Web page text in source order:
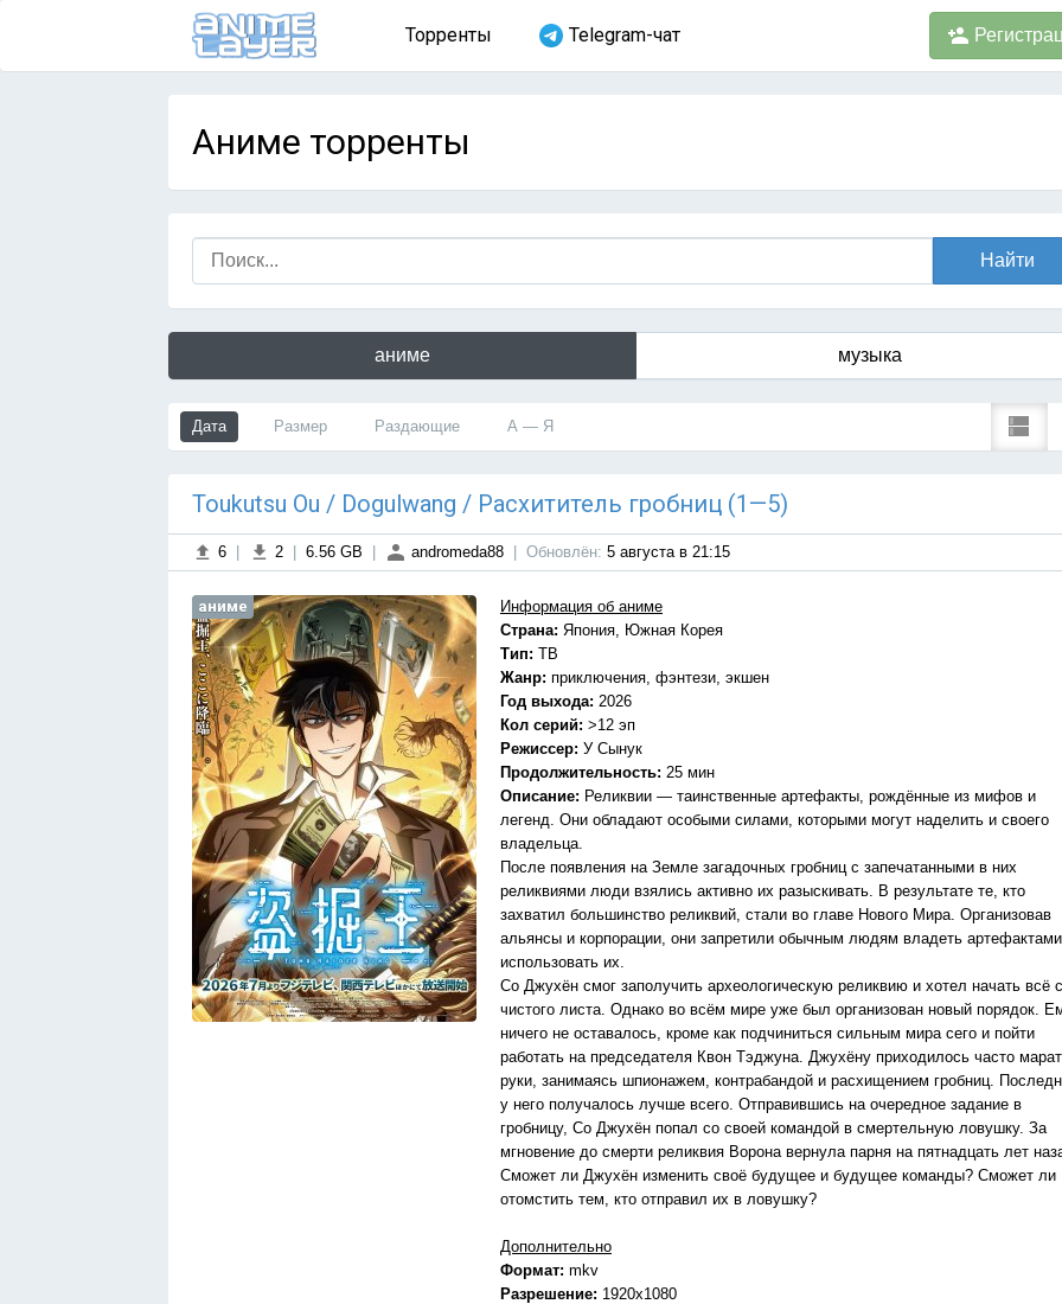
Торренты Telegram-чат
Аниме торренты
аниме музыка
Дата Размер Раздающие А — Я
Тоukutsu Оu / Dogulwang / Расхититель гробниц (1—5)
6 2 6.56 GB andromeda88 Обновлён: 5 августа в 21:15
аниме
Информация об аниме
Страна: Япония, Южная Корея
Тип: ТВ
Жанр: приключения, фэнтези, экшен
Год выхода: 2026
Кол серий: >12 эп
Режиссер: У Сынук
Продолжительность: 25 мин
Описание: Реликвии — таинственные артефакты, рождённые из мифов и
легенд. Они обладают особыми силами, которыми могут наделить и своего
владельца.
После появления на Земле загадочных гробниц с запечатанными в них
реликвиями люди взялись активно их разыскивать. В результате те, кто
захватил большинство реликвий, стали во главе Нового Мира. Организовав
альянсы и корпорации, они запретили обычным людям владеть
использовать их.
Со Джухён смог заполучить археологическую реликвию и хотел начать всё с
чистого листа. Однако во всём мире уже был организован новый порядок.
ничего не оставалось, кроме как подчиниться сильным мира сего и пойти
работать на председателя Квон Тэджуна. Джухёну приходилось часто
руки, занимаясь шпионажем, контрабандой и расхищением гробниц.
у него получалось лучше всего. Отправившись на очередное задание в
гробницу, Со Джухён попал со своей командой в смертельную ловушку. За
мгновение до смерти реликвия Ворона вернула парня на пятнадцать лет
Сможет ли Джухён изменить своё будущее и будущее команды? Сможет ли
отомстить тем, кто отправил их в ловушку?
Дополнительно
Формат: mkv
Разрешение: 1920x1080